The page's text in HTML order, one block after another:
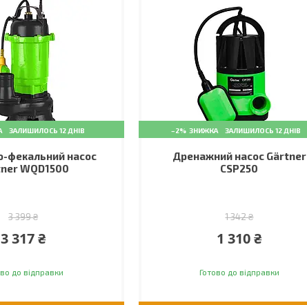
ЗАЛИШИЛОСЬ 12 ДНІВ
фекальний насос
WQD1500
3 399 ₴
3 317 ₴
до відправки
–2% ЗАЛИШИЛОСЬ 12 ДНІВ
Дренажний насос Gärtner
CSP250
1 342 ₴
1 310 ₴
Готово до відправки